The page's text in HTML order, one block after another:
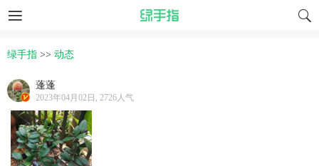
绿手指 >> 动态
蓬蓬
2023年04月02日, 2726人气